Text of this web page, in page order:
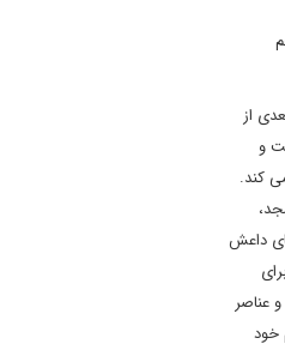
از
و
کند.
داعش
عناصر
خود